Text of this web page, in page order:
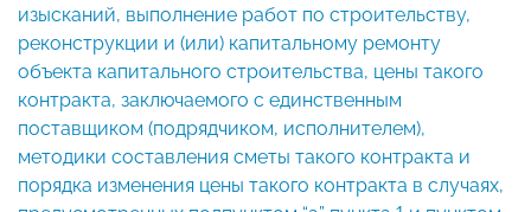
изысканий, выполнение работ по строительству,
реконструкции и (или) капитальному ремонту
объекта капитального строительства, цены такого
контракта, заключаемого с единственным
поставщиком (подрядчиком, исполнителем),
методики составления сметы такого контракта и
порядка изменения цены такого контракта в случаях,